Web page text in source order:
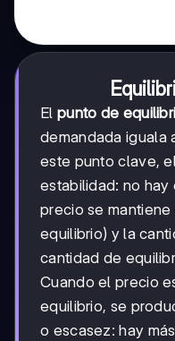
El punto de
demandada iguala
este punto clave,
estabilidad: no
precio se
equilibrio) y la
cantidad de
Cuando el precio
equilibrio, se
o escasez: hay